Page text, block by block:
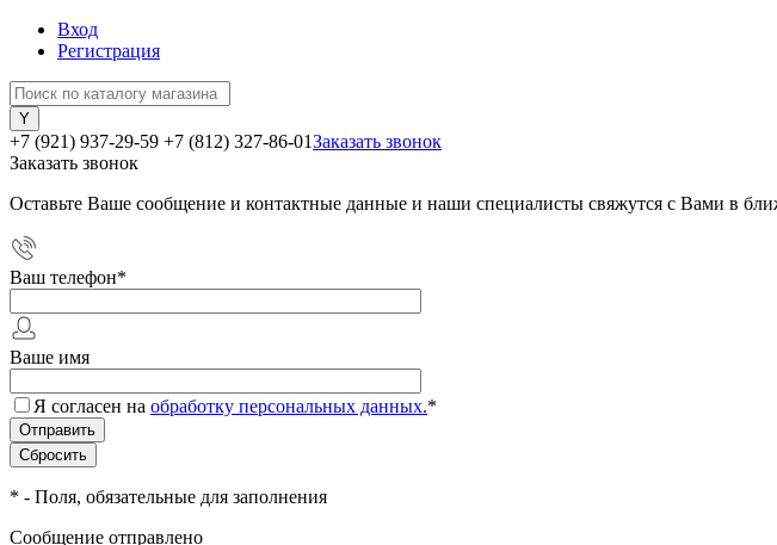
Вход
Регистрация
+7 (921) 937-29-59 +7 (812) 327-86-01Заказать звонок
Заказать звонок
Оставьте Ваше сообщение и контактные данные и наши специалисты свяжутся с Вами в
Ваш телефон*
Ваше имя
Я согласен на обработку персональных данных.*
* - Поля, обязательные для заполнения
Сообщение отправлено